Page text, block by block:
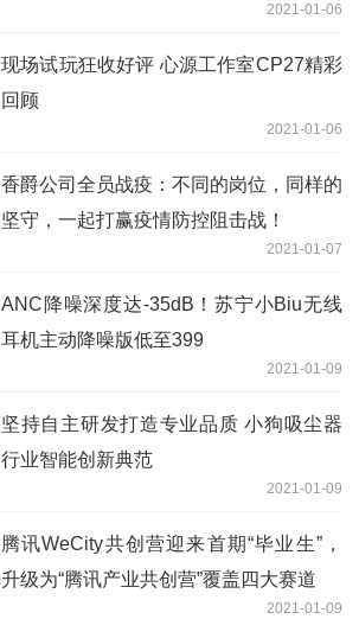
2021-01-06
现场试玩狂收好评 心源工作室CP27精彩
回顾
2021-01-06
香爵公司全员战疫：不同的岗位，同样的
坚守，一起打赢疫情防控阻击战！
2021-01-07
ANC降噪深度达-35dB！苏宁小Biu无线
耳机主动降噪版低至399
2021-01-09
坚持自主研发打造专业品质 小狗吸尘器
行业智能创新典范
2021-01-09
腾讯WeCity共创营迎来首期“毕业生”，
升级为“腾讯产业共创营”覆盖四大赛道
2021-01-09